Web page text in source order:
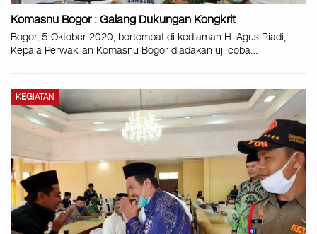
Komasnu Bogor : Galang Dukungan Kongkrit
Bogor, 5 Oktober 2020, bertempat di kediaman H. Agus Riadi,
Kepala Perwakilan Komasnu Bogor diadakan uji coba…
KEGIATAN